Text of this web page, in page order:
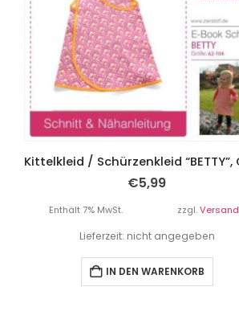
€5,99
Enthält 7% MwSt. zzgl.Versand
Lieferzeit: nicht angegeben
IN DEN WARENKORB